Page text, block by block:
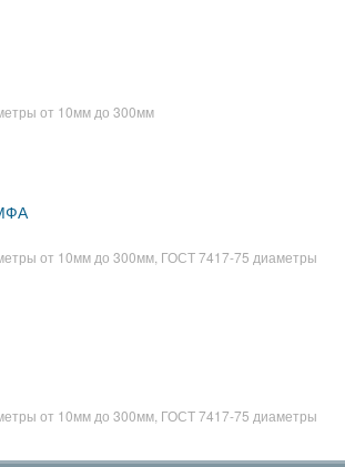
от 10мм до 300мм
от 10мм до 300мм, ГОСТ 7417-75 диаметры
от 10мм до 300мм, ГОСТ 7417-75 диаметры